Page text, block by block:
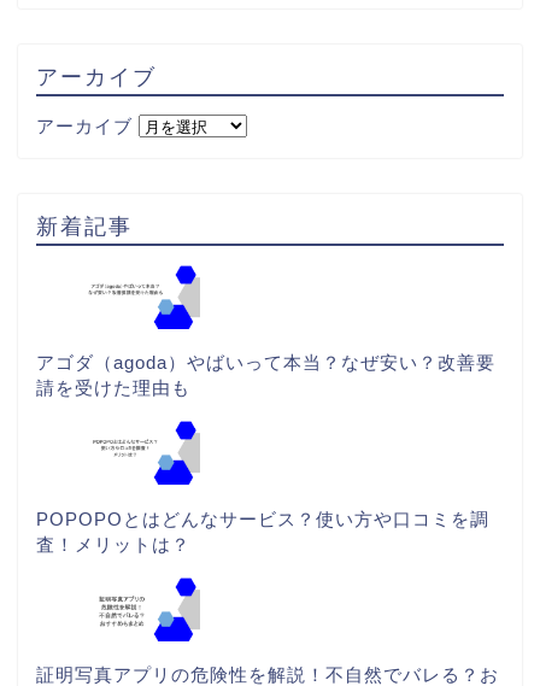
アーカイブ
アーカイブ
新着記事
アゴダ（agoda）やばいって本当？なぜ安い？改善要
請を受けた理由も
POPOPOとはどんなサービス？使い方や口コミを調
査！メリットは？
証明写真アプリの危険性を解説！不自然でバレる？お